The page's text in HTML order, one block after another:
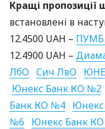
Кращі
встановлені в
12.4500 UAH – ПУМБ
12.4900 UAH –
ЛбО Сич ЛвО
Юнекс Банк КО №2
Банк КО №4
№6
Юнекс Банк